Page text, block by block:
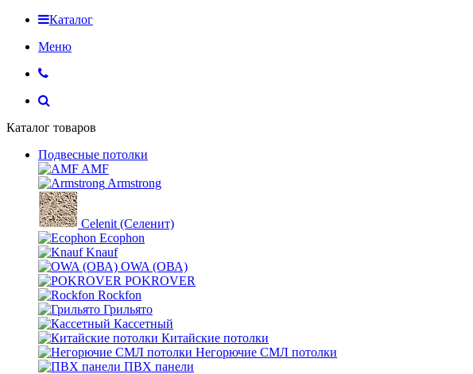
Каталог
Меню
Каталог товаров
Подвесные потолки
AMF
Armstrong
Celenit (Селенит)
Ecophon
Knauf
OWA (ОВА)
POKROVER
Rockfon
Грильято
Кассетный
Китайские потолки
Негорючие СМЛ потолки
ПВХ панели